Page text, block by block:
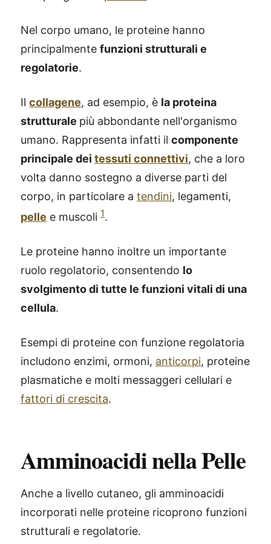
Nel corpo umano, le proteine hanno
principalmente funzioni strutturali e
regolatorie.
Il collagene, ad esempio, è la proteina
strutturale più abbondante nell'organismo
umano. Rappresenta infatti il componente
principale dei tessuti connettivi, che a loro
volta danno sostegno a diverse parti del
corpo, in particolare a tendini, legamenti,
pelle e muscoli 1.
Le proteine hanno inoltre un importante
ruolo regolatorio, consentendo lo
svolgimento di tutte le funzioni vitali di una
cellula.
Esempi di proteine con funzione regolatoria
includono enzimi, ormoni, anticorpi, proteine
plasmatiche e molti messaggeri cellulari e
fattori di crescita.
Amminoacidi nella Pelle
Anche a livello cutaneo, gli amminoacidi
incorporati nelle proteine ricoprono funzioni
strutturali e regolatorie.